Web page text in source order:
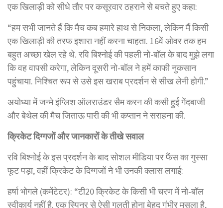
एक खिलाड़ी को सीधे तौर पर कसूरवार ठहराने से बचते हुए कहा:
“हम सभी जानते हैं कि मैच कब हमारे हाथ से निकला, लेकिन मैं किसी
एक खिलाड़ी की तरफ इशारा नहीं करना चाहता. 16वें ओवर तक हम
बहुत अच्छा खेल रहे थे. रवि बिश्नोई की पहली नो-बॉल के बाद मुझे लगा
कि वह वापसी करेगा, लेकिन दूसरी नो-बॉल ने हमें काफी नुकसान
पहुंचाया. निश्चित रूप से उसे इस खराब प्रदर्शन से सीख लेनी होगी.”
अयोध्या में जन्मे इंग्लिश ऑलराउंडर सैम करन की कसी हुई गेंदबाजी
और बेथेल की मैच जिताऊ पारी की भी कप्तान ने सराहना की.
क्रिकेट दिग्गजों और जानकारों के तीखे सवाल
रवि बिश्नोई के इस प्रदर्शन के बाद सोशल मीडिया पर फैंस का गुस्सा
फूट पड़ा, वहीं क्रिकेट के दिग्गजों ने भी उनकी क्लास लगाई:
हर्षा भोगले (कमेंटेटर): “टी20 क्रिकेट के किसी भी चरण में नो-बॉल
स्वीकार्य नहीं है. एक स्पिनर से ऐसी गलती होना बेहद गंभीर मसला है,